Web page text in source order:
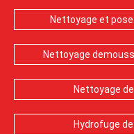
Nettoyage et
Nettoyage
Nettoyage
Hydrofuge